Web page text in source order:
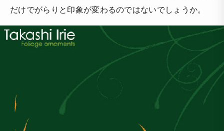
だけでがらりと印象が変わるのではないでしょうか。